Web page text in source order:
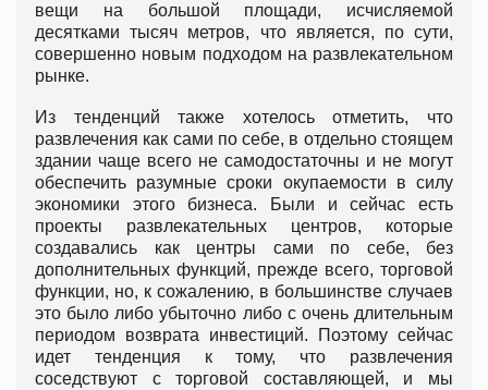
вещи на большой площади, исчисляемой
десятками тысяч метров, что является, по сути,
совершенно новым подходом на развлекательном
рынке.
Из тенденций также хотелось отметить, что
развлечения как сами по себе, в отдельно стоящем
здании чаще всего не самодостаточны и не могут
обеспечить разумные сроки окупаемости в силу
экономики этого бизнеса. Были и сейчас есть
проекты развлекательных центров, которые
создавались как центры сами по себе, без
дополнительных функций, прежде всего, торговой
функции, но, к сожалению, в большинстве случаев
это было либо убыточно либо с очень длительным
периодом возврата инвестиций. Поэтому сейчас
идет тенденция к тому, что развлечения
соседствуют с торговой составляющей, и мы